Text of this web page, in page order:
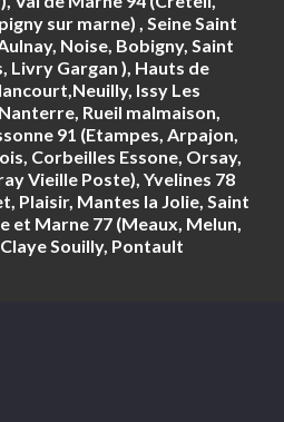
sur marne) , Seine Saint
Noise, Bobigny, Saint
Livry Gargan ), Hauts de
Issy Les
Rueil malmaison,
91 (Etampes, Arpajon,
Corbeilles Essone, Orsay,
Vieille Poste), Yvelines 78
Plaisir, Mantes la Jolie, Saint
et Marne 77 (Meaux, Melun,
Souilly, Pontault